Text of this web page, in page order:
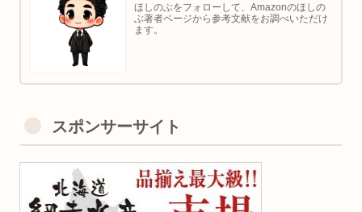
ほしのぶをフォローして、Amazonのほしの
ぶ著者ページから参考文献をお調べいただけ
ます。
スポンサーサイト